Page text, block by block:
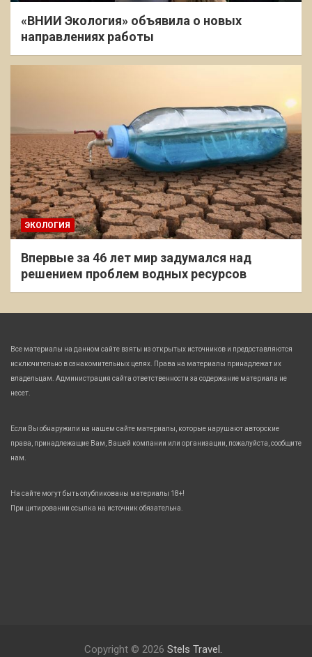
«ВНИИ Экология» объявила о новых
направлениях работы
ЭКОЛОГИЯ
Впервые за 46 лет мир задумался над
решением проблем водных ресурсов
Все материалы на данном сайте взяты из открытых источников и предоставляются
исключительно в ознакомительных целях. Права на материалы принадлежат их
владельцам. Администрация сайта ответственности за содержание материала не
несет.
Если Вы обнаружили на нашем сайте материалы, которые нарушают авторские
права, принадлежащие Вам, Вашей компании или организации, пожалуйста, сообщите
нам.
На сайте могут быть опубликованы материалы 18+!
При цитировании ссылка на источник обязательна.
Copyright © 2026 Stels Travel.